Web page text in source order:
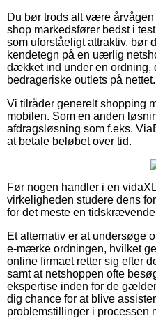
Du bør trods alt være
shop markedsfører bedst i
som uforståeligt attraktiv, bør
kendetegn på en uærlig
dækket ind under en ordning,
bedrageriske outlets på nettet.
Vi tilråder generelt shopping
mobilen. Som en anden
afdragsløsning som f.eks.
at betale beløbet over tid.
Før nogen handler i en
virkeligheden studere dens
for det meste en
Et alternativ er at undersøge
e-mærke ordningen, hvilket
online firmaet retter sig efter
samt at netshoppen ofte
ekspertise inden for de
dig chance for at blive
problemstillinger i processen